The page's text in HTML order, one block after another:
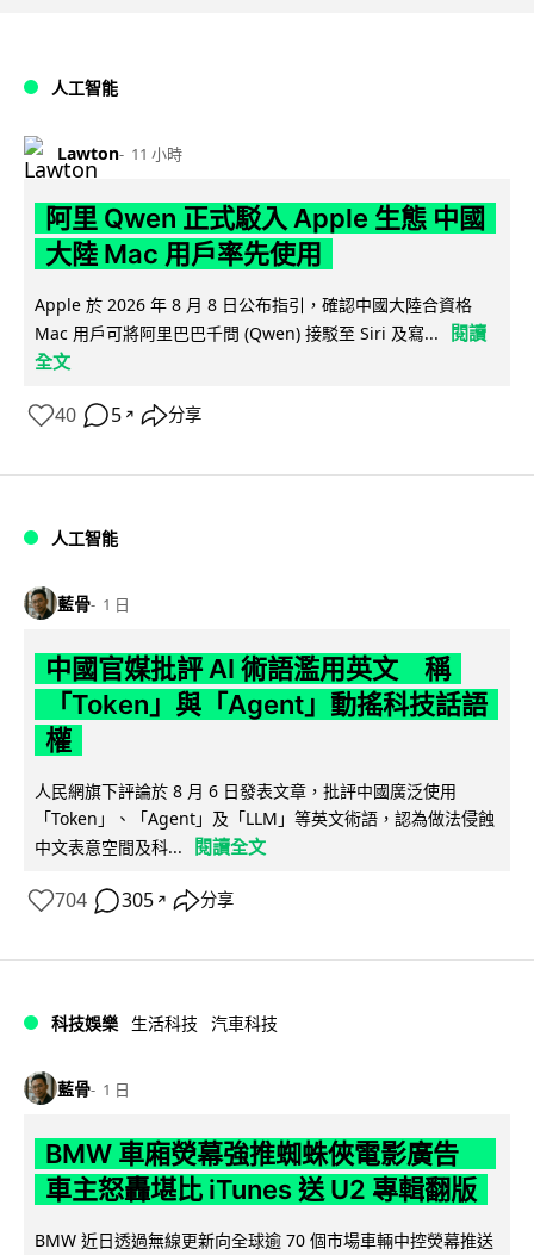
人工智能
Lawton 11 小時
阿里 Qwen 正式駁入 Apple 生態 中國
大陸 Mac 用戶率先使用
Apple 於 2026 年 8 月 8 日公布指引，確認中國大陸合資格
Mac 用戶可將阿里巴巴千問 (Qwen) 接駁至 Siri 及寫...
閱讀
全文
40 5 ↗ 分享
人工智能
藍骨 1 日
中國官媒批評 AI 術語濫用英文 稱
「Token」與「Agent」動搖科技話語
權
人民網旗下評論於 8 月 6 日發表文章，批評中國廣泛使用
「Token」、「Agent」及「LLM」等英文術語，認為做法侵蝕
中文表意空間及科...
閱讀全文
704 305 ↗ 分享
科技娛樂 生活科技 汽車科技
藍骨 1 日
BMW 車廂熒幕強推蜘蛛俠電影廣告
車主怒轟堪比 iTunes 送 U2 專輯翻版
BMW 近日透過無線更新向全球逾 70 個市場車輛中控熒幕推送